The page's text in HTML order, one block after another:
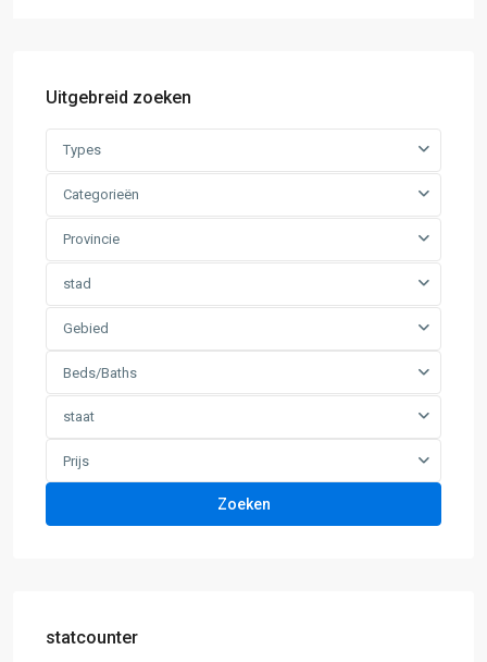
Uitgebreid zoeken
Types
Categorieën
Provincie
stad
Gebied
Beds/Baths
staat
Prijs
Zoeken
statcounter